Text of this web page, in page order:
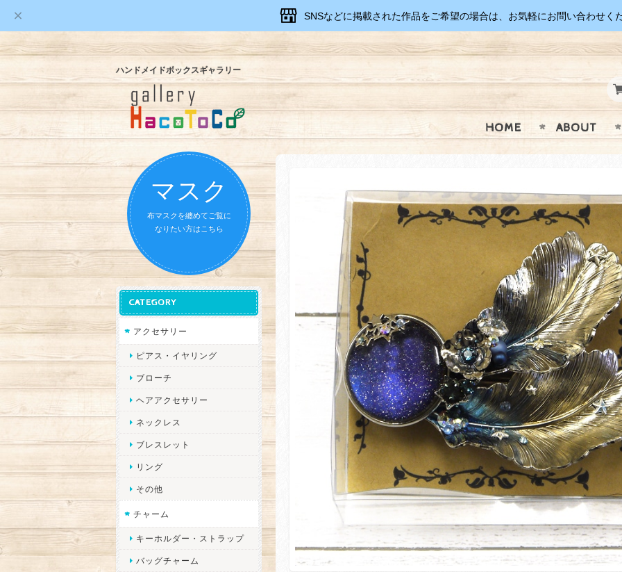
SNSなどに掲載された作品をご希望の場合は、お気軽にお問い合わせく
ハンドメイドボックスギャラリー
HOME ABOUT
マスク
布マスクを纏めてご覧に
なりたい方はこちら
CATEGORY
アクセサリー
ピアス・イヤリング
ブローチ
ヘアアクセサリー
ネックレス
ブレスレット
リング
その他
チャーム
キーホルダー・ストラップ
バッグチャーム